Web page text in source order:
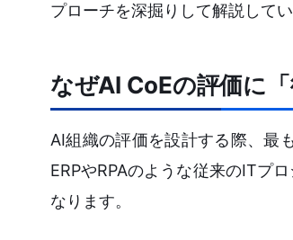
プローチを深掘りして解説してい
なぜAI CoEの評価に
AI組織の評価を設計する際、最
ERPやRPAのような従来のITプ
なります。